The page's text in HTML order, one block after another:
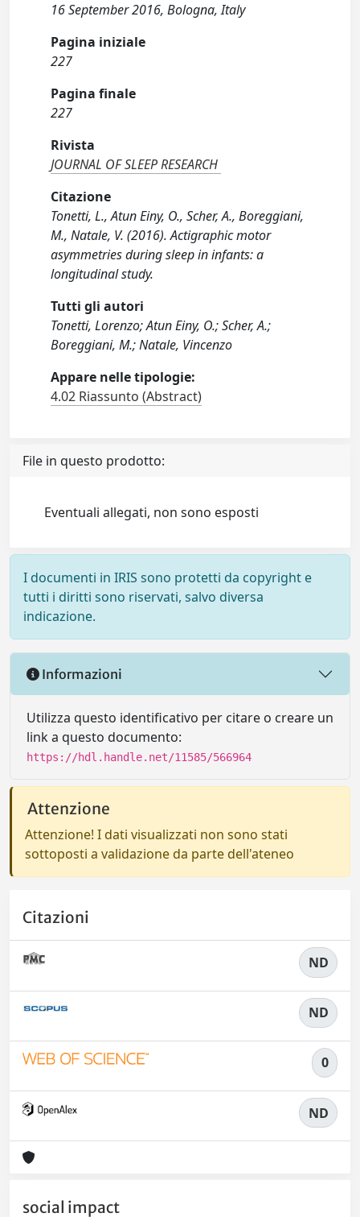
16 September 2016, Bologna, Italy
Pagina iniziale
227
Pagina finale
227
Rivista
JOURNAL OF SLEEP RESEARCH
Citazione
Tonetti, L., Atun Einy, O., Scher, A., Boreggiani,
M., Natale, V. (2016). Actigraphic motor
asymmetries during sleep in infants: a
longitudinal study.
Tutti gli autori
Tonetti, Lorenzo; Atun Einy, O.; Scher, A.;
Boreggiani, M.; Natale, Vincenzo
Appare nelle tipologie:
4.02 Riassunto (Abstract)
File in questo prodotto:
Eventuali allegati, non sono esposti
I documenti in IRIS sono protetti da copyright e
tutti i diritti sono riservati, salvo diversa
indicazione.
Informazioni
Utilizza questo identificativo per citare o creare un
link a questo documento:
https://hdl.handle.net/11585/566964
Attenzione
Attenzione! I dati visualizzati non sono stati
sottoposti a validazione da parte dell'ateneo
Citazioni
ND
ND
0
ND
social impact